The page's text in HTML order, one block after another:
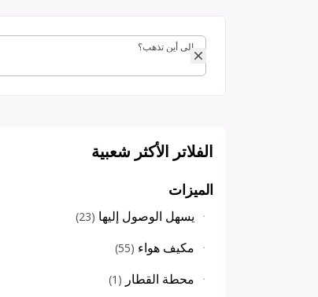
إلى أين تذهب؟
إلى أين تذهب؟
الفلاتر الأكثر شعبية
الميزات
يسهل الوصول إليها (
23
)
مكيف هواء (
55
)
محطة القطار (
1
)